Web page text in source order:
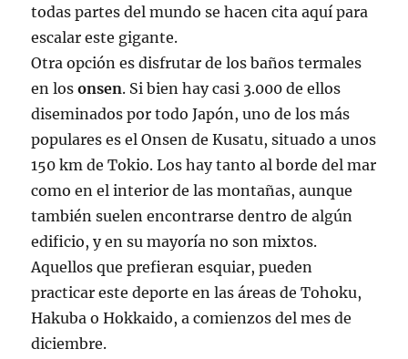
todas partes del mundo se hacen cita aquí para
escalar este gigante.
Otra opción es disfrutar de los baños termales
en losonsen. Si bien hay casi 3.000 de ellos
diseminados por todo Japón, uno de los más
populares es el Onsen de Kusatu, situado a unos
150 km de Tokio. Los hay tanto al borde del mar
como en el interior de las montañas, aunque
también suelen encontrarse dentro de algún
edificio, y en su mayoría no son mixtos.
Aquellos que prefieran esquiar, pueden
practicar este deporte en las áreas de Tohoku,
Hakuba o Hokkaido, a comienzos del mes de
diciembre.